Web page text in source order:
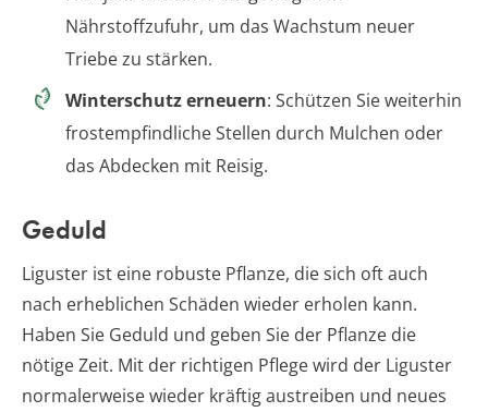
Nährstoffzufuhr, um das Wachstum neuer
Triebe zu stärken.
Winterschutz erneuern: Schützen Sie weiterhin
frostempfindliche Stellen durch Mulchen oder
das Abdecken mit Reisig.
Geduld
Liguster ist eine robuste Pflanze, die sich oft auch
nach erheblichen Schäden wieder erholen kann.
Haben Sie Geduld und geben Sie der Pflanze die
nötige Zeit. Mit der richtigen Pflege wird der Liguster
normalerweise wieder kräftig austreiben und neues